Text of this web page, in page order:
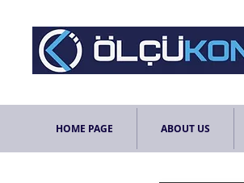
HOME PAGE ABOUT US